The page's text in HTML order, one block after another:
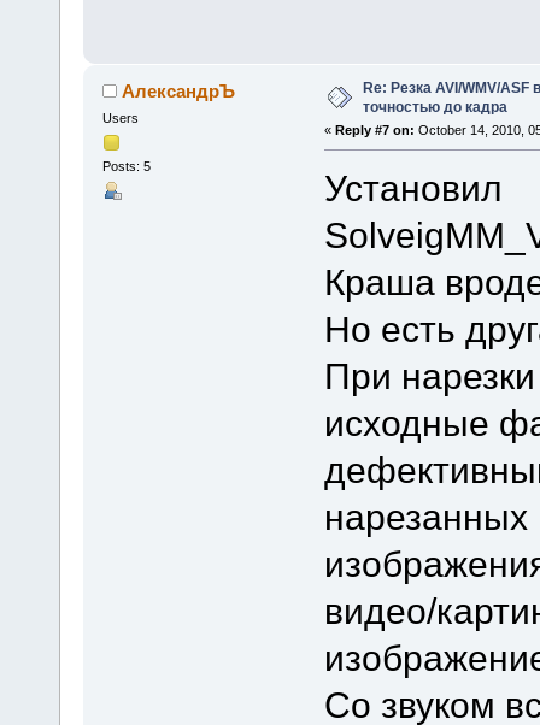
АлександрЪ
Users
Posts: 5
Re: Резка AVI/WMV/
точностью до кадра
« Reply #7 on: October 14, 2010,
Установил
Краша
Но есть
При
исходные
видео/
Со звуком